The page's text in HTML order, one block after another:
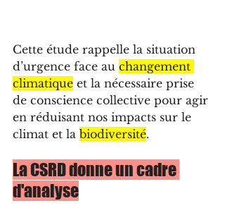
Cette étude rappelle la situation
d’urgence face au changement
climatique et la nécessaire prise
de conscience collective pour agir
en réduisant nos impacts sur le
climat et la biodiversité.
La CSRD donne un cadre
d'analyse